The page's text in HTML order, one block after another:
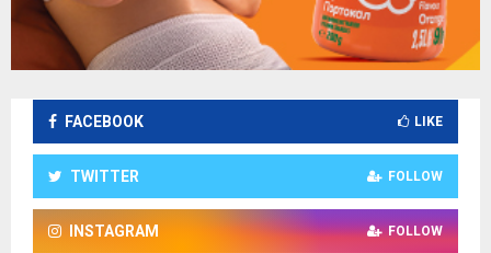
FACEBOOK LIKE
TWITTER FOLLOW
INSTAGRAM FOLLOW